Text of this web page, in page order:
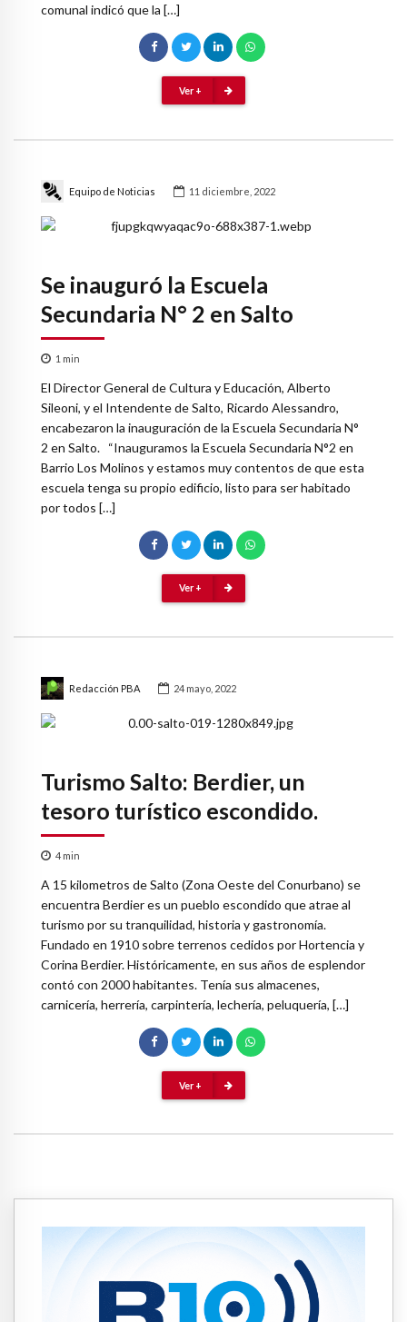
comunal indicó que la […]
Ver +
Equipo de Noticias 11 diciembre, 2022
Se inauguró la Escuela
Secundaria N° 2 en Salto
1 min
El Director General de Cultura y Educación, Alberto
Sileoni, y el Intendente de Salto, Ricardo Alessandro,
encabezaron la inauguración de la Escuela Secundaria N°
2 en Salto. “Inauguramos la Escuela Secundaria N°2 en
Barrio Los Molinos y estamos muy contentos de que esta
escuela tenga su propio edificio, listo para ser habitado
por todos […]
Ver +
Redacción PBA 24 mayo, 2022
Turismo Salto: Berdier, un
tesoro turístico escondido.
4 min
A 15 kilometros de Salto (Zona Oeste del Conurbano) se
encuentra Berdier es un pueblo escondido que atrae al
turismo por su tranquilidad, historia y gastronomía.
Fundado en 1910 sobre terrenos cedidos por Hortencia y
Corina Berdier. Históricamente, en sus años de esplendor
contó con 2000 habitantes. Tenía sus almacenes,
carnicería, herrería, carpintería, lechería, peluquería, […]
Ver +